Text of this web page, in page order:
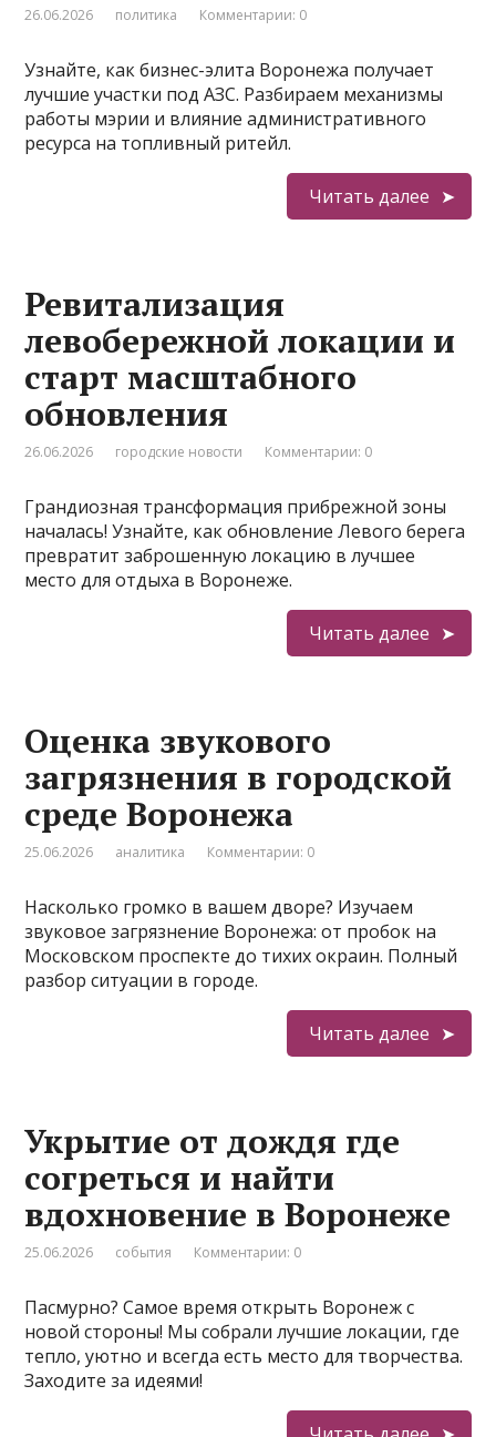
26.06.2026 политика Комментарии: 0
Узнайте, как бизнес-элита Воронежа получает
лучшие участки под АЗС. Разбираем механизмы
работы мэрии и влияние административного
ресурса на топливный ритейл.
Читать далее
Ревитализация
левобережной локации и
старт масштабного
обновления
26.06.2026 городские новости Комментарии: 0
Грандиозная трансформация прибрежной зоны
началась! Узнайте, как обновление Левого берега
превратит заброшенную локацию в лучшее
место для отдыха в Воронеже.
Читать далее
Оценка звукового
загрязнения в городской
среде Воронежа
25.06.2026 аналитика Комментарии: 0
Насколько громко в вашем дворе? Изучаем
звуковое загрязнение Воронежа: от пробок на
Московском проспекте до тихих окраин. Полный
разбор ситуации в городе.
Читать далее
Укрытие от дождя где
согреться и найти
вдохновение в Воронеже
25.06.2026 события Комментарии: 0
Пасмурно? Самое время открыть Воронеж с
новой стороны! Мы собрали лучшие локации, где
тепло, уютно и всегда есть место для творчества.
Заходите за идеями!